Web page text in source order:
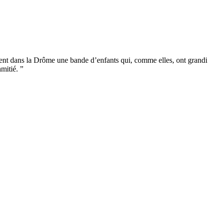
dans la Drôme une bande d’enfants qui, comme elles, ont grandi
”